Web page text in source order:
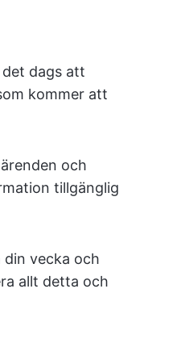
dags att
kommer att
och
tillgänglig
din vecka och
allt detta och